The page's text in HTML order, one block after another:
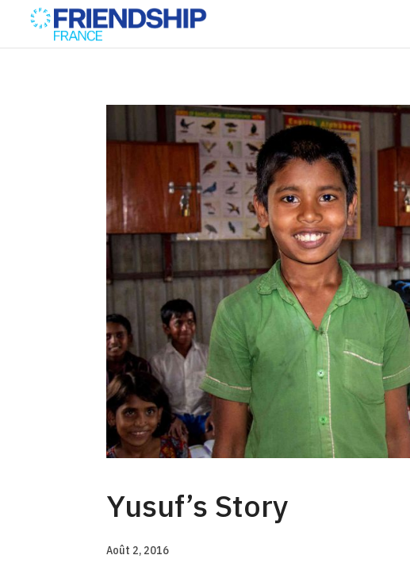
Yusuf’s Story
Août 2, 2016